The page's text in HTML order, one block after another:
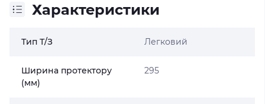
Характеристики
Тип Т/З Легковий
Ширина протектору
(мм)
295